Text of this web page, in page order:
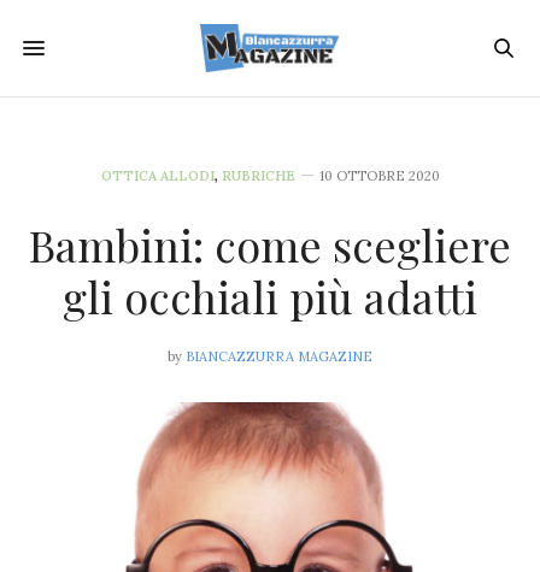
OTTICA ALLODI, RUBRICHE 10 OTTOBRE 2020
Bambini: come scegliere
gli occhiali più adatti
by BIANCAZZURRA MAGAZINE